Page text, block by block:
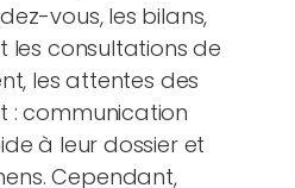
vous, les bilans,
les consultations de
les attentes des
: communication
à leur dossier et
Cependant,